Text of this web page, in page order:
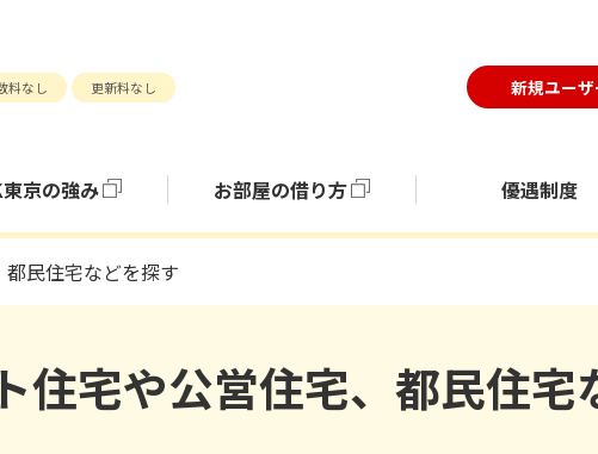
料なし 更新料なし 新規ユー
京の強み お部屋の借り方 優遇制度
民住宅などを探す
住宅や公営住宅、都民住宅